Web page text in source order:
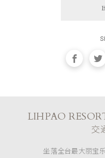
LIHPAO
交
坐落全台最大丽宝